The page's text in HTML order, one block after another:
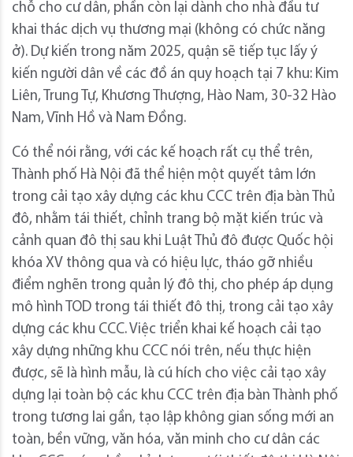
chỗ cho cư dân, phần còn lại dành cho nhà đầu tư
khai thác dịch vụ thương mại (không có chức năng
ở). Dự kiến trong năm 2025, quận sẽ tiếp tục lấy ý
kiến người dân về các đồ án quy hoạch tại 7 khu: Kim
Liên, Trung Tự, Khương Thượng, Hào Nam, 30-32 Hào
Nam, Vĩnh Hồ và Nam Đồng.
Có thể nói rằng, với các kế hoạch rất cụ thể trên,
Thành phố Hà Nội đã thể hiện một quyết tâm lớn
trong cải tạo xây dựng các khu CCC trên địa bàn Thủ
đô, nhằm tái thiết, chỉnh trang bộ mặt kiến trúc và
cảnh quan đô thị sau khi Luật Thủ đô được Quốc hội
khóa XV thông qua và có hiệu lực, tháo gỡ nhiều
điểm nghẽn trong quản lý đô thị, cho phép áp dụng
mô hình TOD trong tái thiết đô thị, trong cải tạo xây
dựng các khu CCC. Việc triển khai kế hoạch cải tạo
xây dựng những khu CCC nói trên, nếu thực hiện
được, sẽ là hình mẫu, là cú hích cho việc cải tạo xây
dựng lại toàn bộ các khu CCC trên địa bàn Thành phố
trong tương lai gần, tạo lập không gian sống mới an
toàn, bền vững, văn hóa, văn minh cho cư dân các